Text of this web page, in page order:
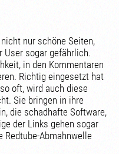
nur schöne Seiten,
User sogar gefährlich.
in den Kommentaren
Richtig eingesetzt hat
oft, wird auch diese
Sie bringen in ihre
die schadhafte Software,
der Links gehen sogar
Redtube-Abmahnwelle